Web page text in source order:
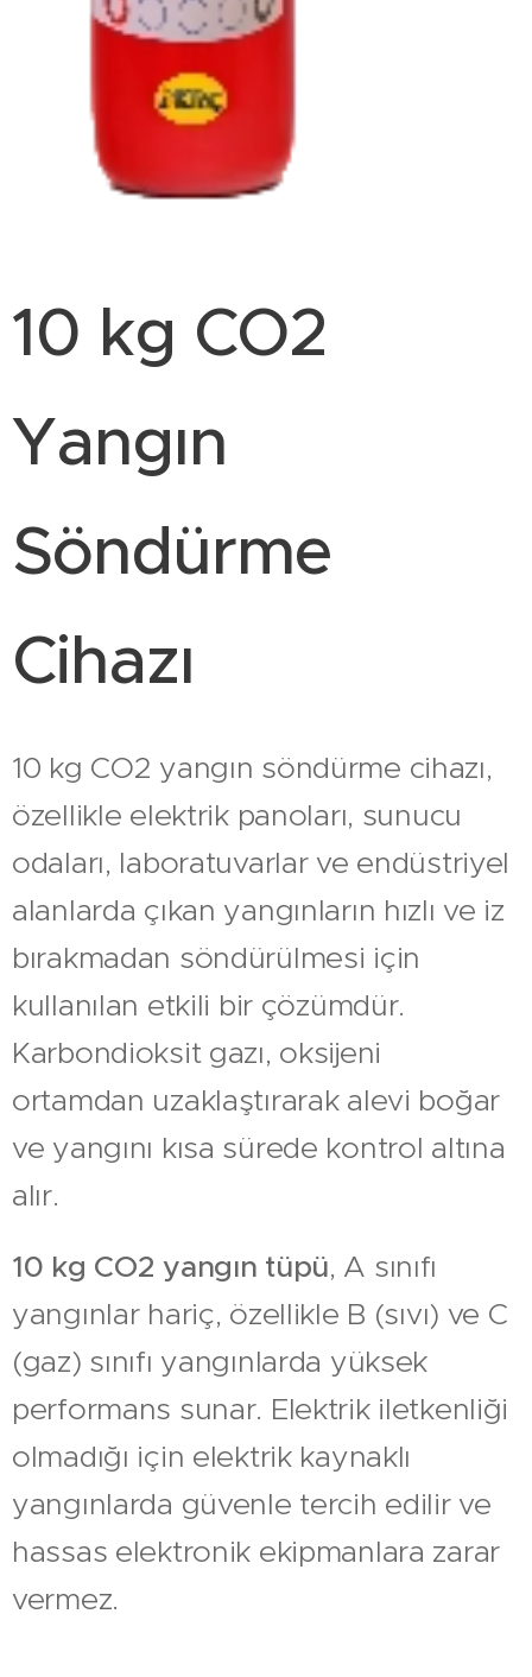
10 kg CO2
Yangın
Söndürme
Cihazı
10 kg CO2 yangın söndürme cihazı,
özellikle elektrik panoları, sunucu
odaları, laboratuvarlar ve endüstriyel
alanlarda çıkan yangınların hızlı ve iz
bırakmadan söndürülmesi için
kullanılan etkili bir çözümdür.
Karbondioksit gazı, oksijeni
ortamdan uzaklaştırarak alevi boğar
ve yangını kısa sürede kontrol altına
alır.
10 kg CO2 yangın tüpü, A sınıfı
yangınlar hariç, özellikle B (sıvı) ve C
(gaz) sınıfı yangınlarda yüksek
performans sunar. Elektrik iletkenliği
olmadığı için elektrik kaynaklı
yangınlarda güvenle tercih edilir ve
hassas elektronik ekipmanlara zarar
vermez.